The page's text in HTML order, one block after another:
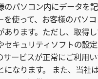
パソコン内にデータを
使って、お客様のパソ
ります。ただし、取得
キュリティソフトの設
ービスが正常にご利用
なります。 また、当社